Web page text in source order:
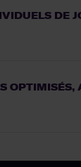
DE
OPTIMISÉS,